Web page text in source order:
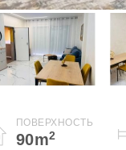
ПОВЕРХНОСТЬ
90m2